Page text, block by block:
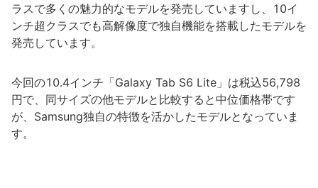
ラスで多くの魅力的なモデルを発売していますし、10イ
ンチ超クラスでも高解像度で独自機能を搭載したモデルを
発売しています。
今回の10.4インチ「Galaxy Tab S6 Lite」は税込56,798
円で、同サイズの他モデルと比較すると中位価格帯です
が、Samsung独自の特徴を活かしたモデルとなっていま
す。